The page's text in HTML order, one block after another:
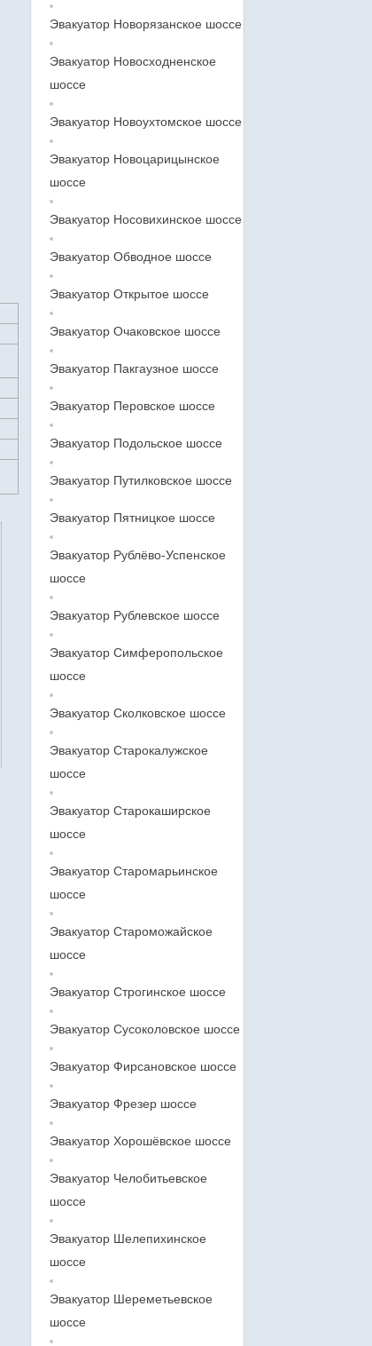
Эвакуатор Новорязанское шоссе
Эвакуатор Новосходненское
шоссе
Эвакуатор Новоухтомское шоссе
Эвакуатор Новоцарицынское
шоссе
Эвакуатор Носовихинское шоссе
Эвакуатор Обводное шоссе
Эвакуатор Открытое шоссе
Эвакуатор Очаковское шоссе
Эвакуатор Пакгаузное шоссе
Эвакуатор Перовское шоссе
Эвакуатор Подольское шоссе
Эвакуатор Путилковское шоссе
Эвакуатор Пятницкое шоссе
Эвакуатор Рублёво-Успенское
шоссе
Эвакуатор Рублевское шоссе
Эвакуатор Симферопольское
шоссе
Эвакуатор Сколковское шоссе
Эвакуатор Старокалужское
шоссе
Эвакуатор Старокаширское
шоссе
Эвакуатор Старомарьинское
шоссе
Эвакуатор Староможайское
шоссе
Эвакуатор Строгинское шоссе
Эвакуатор Сусоколовское шоссе
Эвакуатор Фирсановское шоссе
Эвакуатор Фрезер шоссе
Эвакуатор Хорошёвское шоссе
Эвакуатор Челобитьевское
шоссе
Эвакуатор Шелепихинское
шоссе
Эвакуатор Шереметьевское
шоссе